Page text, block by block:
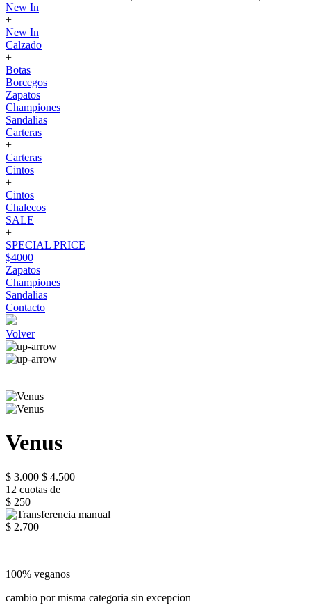
New In
+
New In
Calzado
+
Botas
Borcegos
Zapatos
Championes
Sandalias
Carteras
+
Carteras
Cintos
+
Cintos
Chalecos
SALE
+
SPECIAL PRICE
$4000
Zapatos
Championes
Sandalias
Contacto
Volver
Venus
$ 3.000 $ 4.500
12 cuotas de
$ 250
$ 2.700
100% veganos
cambio por misma categoria sin excepcion